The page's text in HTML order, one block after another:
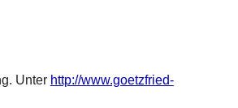
Unter http://www.goetzfried-